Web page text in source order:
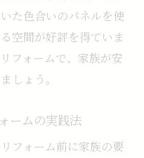
た色合いのパネルを使
空間が好評を得ていま
フォームで、家族が安
しょう。
ームの実践法
フォーム前に家族の要